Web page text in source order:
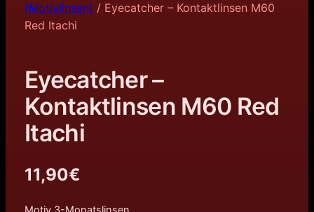
(Motivlinsen) / Eyecatcher – Kontaktlinsen M60
Red Itachi
Eyecatcher –
Kontaktlinsen M60 Red
Itachi
11,90€